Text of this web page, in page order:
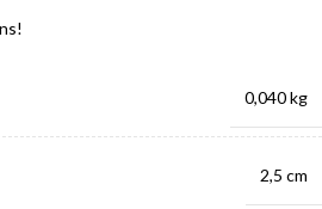
0,040 kg
2,5 cm